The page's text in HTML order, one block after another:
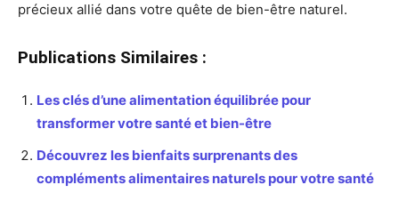
précieux allié dans votre quête de bien-être naturel.
Publications Similaires :
Les clés d’une alimentation équilibrée pour
transformer votre santé et bien-être
Découvrez les bienfaits surprenants des
compléments alimentaires naturels pour votre santé